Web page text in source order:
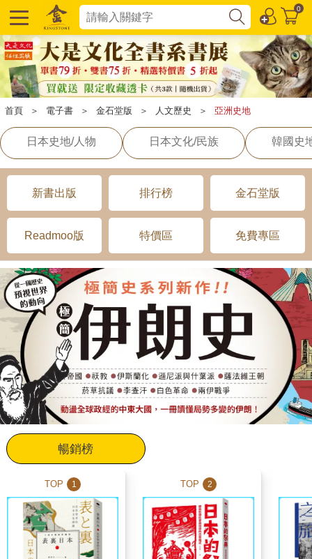
0
首頁 ＞ 電子書 ＞ 金石堂版 ＞ 人文歷史 ＞ 亞洲史地
日本史地/人物 日本文化/民族 韓國史
新書出版 排行榜 金石堂版
Readmoo版 特價區 免費專區
暢銷榜
TOP 1 TOP 2